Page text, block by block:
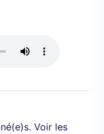
Voir les